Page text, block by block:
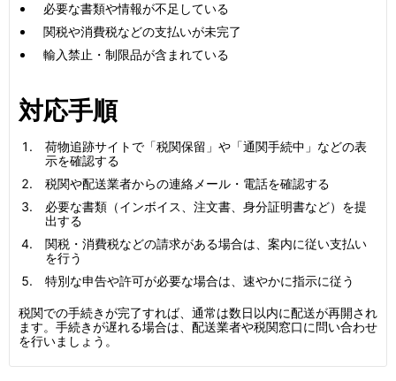
必要な書類や情報が不足している
関税や消費税などの支払いが未完了
輸入禁止・制限品が含まれている
対応手順
荷物追跡サイトで「税関保留」や「通関手続中」などの表
示を確認する
税関や配送業者からの連絡メール・電話を確認する
必要な書類（インボイス、注文書、身分証明書など）を提
出する
関税・消費税などの請求がある場合は、案内に従い支払い
を行う
特別な申告や許可が必要な場合は、速やかに指示に従う
税関での手続きが完了すれば、通常は数日以内に配送が再開され
ます。手続きが遅れる場合は、配送業者や税関窓口に問い合わせ
を行いましょう。